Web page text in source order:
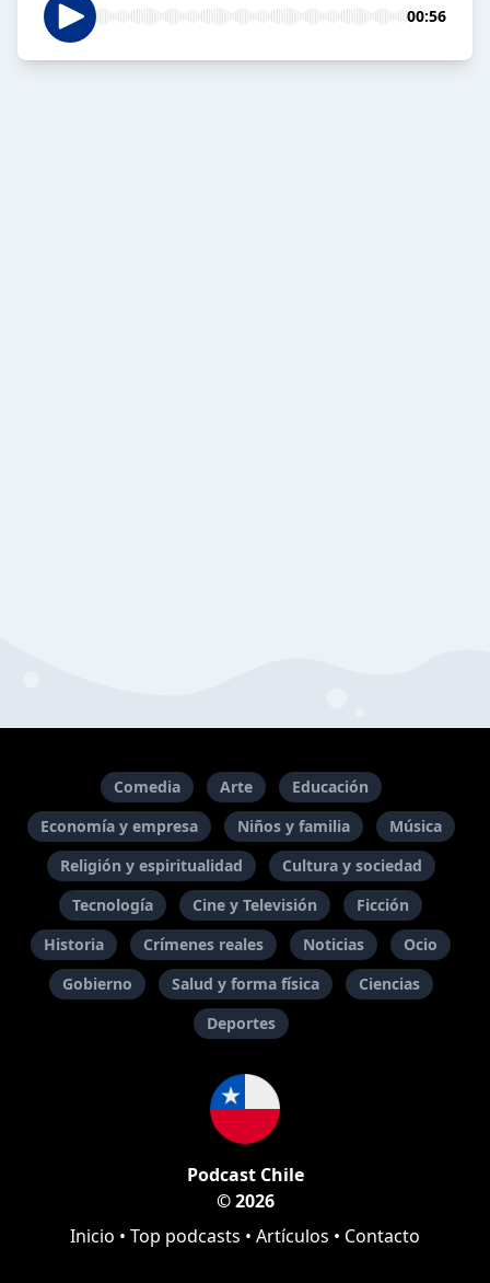
00:56
Comedia Arte
Educación
Economía y empresa
Niños y familia
Música
Religión y espiritualidad
Cultura y sociedad
Tecnología
Cine y Televisión
Ficción
Historia
Crímenes reales Noticias
Ocio
Gobierno
Salud y forma física
Ciencias
Deportes
Podcast Chile
© 2026
Inicio • Top podcasts • Artículos • Contacto